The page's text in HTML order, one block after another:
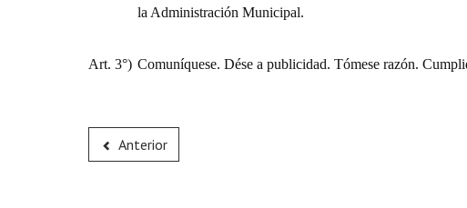
la Administración Municipal.
Art. 3°) Comuníquese. Dése a publicidad. Tómese razón.
Anterior